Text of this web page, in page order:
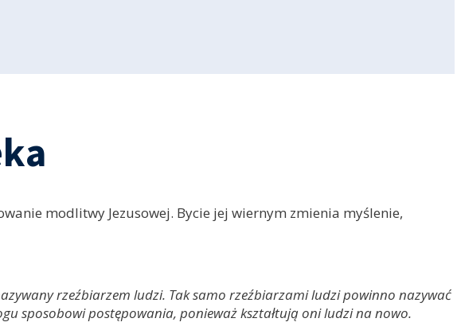
modlitwy Jezusowej. Bycie jej wiernym zmienia myślenie,
rzeźbiarzem ludzi. Tak samo rzeźbiarzami ludzi powinno nazywać
sposobowi postępowania, ponieważ kształtują oni ludzi na nowo.